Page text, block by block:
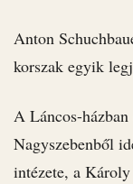
Anton
korszak egyik
A Láncos-
Nagyszebenből
intézete, a